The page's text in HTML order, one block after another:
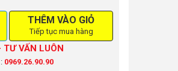
THÊM VÀO GIỎ
Tiếp tục mua hàng
TƯ VẤN LUÔN
0969.26.90.90